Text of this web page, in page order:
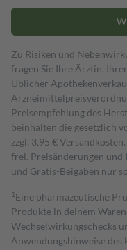
Zu Risiken und
fragen Sie Ihre Ärztin,
Üblicher
Preisempfehlung des
beinhalten die gesetzlich
zzgl. 3,95 €
frei. Preisänderungen
und Gratis-Beigaben nur
1 Eine pharmazeutische
Produkte in deinem
Wechselwirkungschecks
Anwendungshinweise des